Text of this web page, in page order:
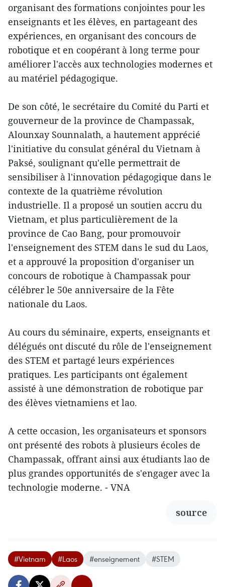
organisant des formations conjointes pour les
enseignants et les élèves, en partageant des
expériences, en organisant des concours de
robotique et en coopérant à long terme pour
améliorer l'accès aux technologies modernes et
au matériel pédagogique.
De son côté, le secrétaire du Comité du Parti et
gouverneur de la province de Champassak,
Alounxay Sounnalath, a hautement apprécié
l'initiative du consulat général du Vietnam à
Paksé, soulignant qu'elle permettrait de
sensibiliser à l'innovation pédagogique dans le
contexte de la quatrième révolution
industrielle. Il a proposé un soutien accru du
Vietnam, et plus particulièrement de la
province de Cao Bang, pour promouvoir
l'enseignement des STEM dans le sud du Laos,
et a approuvé la proposition d'organiser un
concours de robotique à Champassak pour
célébrer le 50e anniversaire de la Fête
nationale du Laos.
Au cours du séminaire, experts, enseignants et
délégués ont discuté du rôle de l'enseignement
des STEM et partagé leurs expériences
pratiques. Les participants ont également
assisté à une démonstration de robotique par
des élèves vietnamiens et lao.
A cette occasion, les organisateurs et sponsors
ont présenté des robots à plusieurs écoles de
Champassak, offrant ainsi aux étudiants lao de
plus grandes opportunités de s'engager avec la
technologie moderne. - VNA
source
#Vietnam #Laos #enseignement #STEM